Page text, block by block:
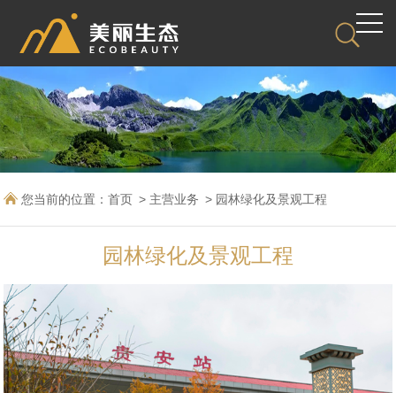
您当前的位置：首页 主营业务 园林绿化及景观工程
园林绿化及景观工程